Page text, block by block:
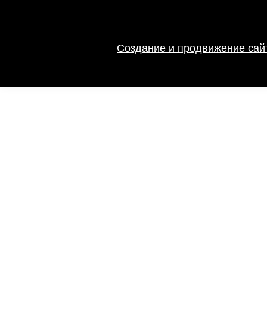
Создание и продвижение